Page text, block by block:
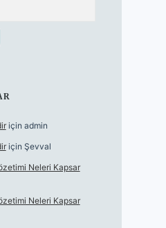
için admin
için Şevval
Neleri Kapsar
Neleri Kapsar